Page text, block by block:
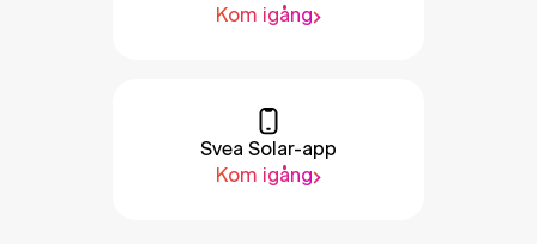
Kom igång
Svea Solar-app
Kom igång